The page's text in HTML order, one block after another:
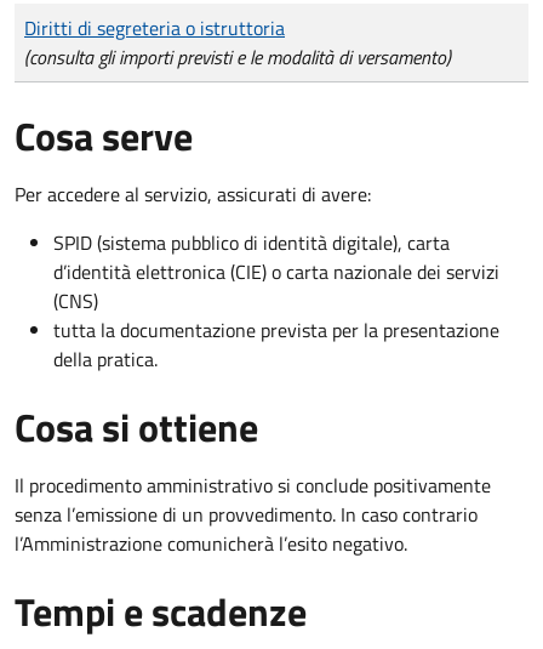
Tipo di pagamento
Importo
Diritti di segreteria o istruttoria
(consulta gli importi previsti e le modalità di versamento)
Cosa serve
Per accedere al servizio, assicurati di avere:
SPID (sistema pubblico di identità digitale), carta
d’identità elettronica (CIE) o carta nazionale dei servizi
(CNS)
tutta la documentazione prevista per la presentazione
della pratica.
Cosa si ottiene
Il procedimento amministrativo si conclude positivamente
senza l’emissione di un provvedimento. In caso contrario
l’Amministrazione comunicherà l’esito negativo.
Tempi e scadenze